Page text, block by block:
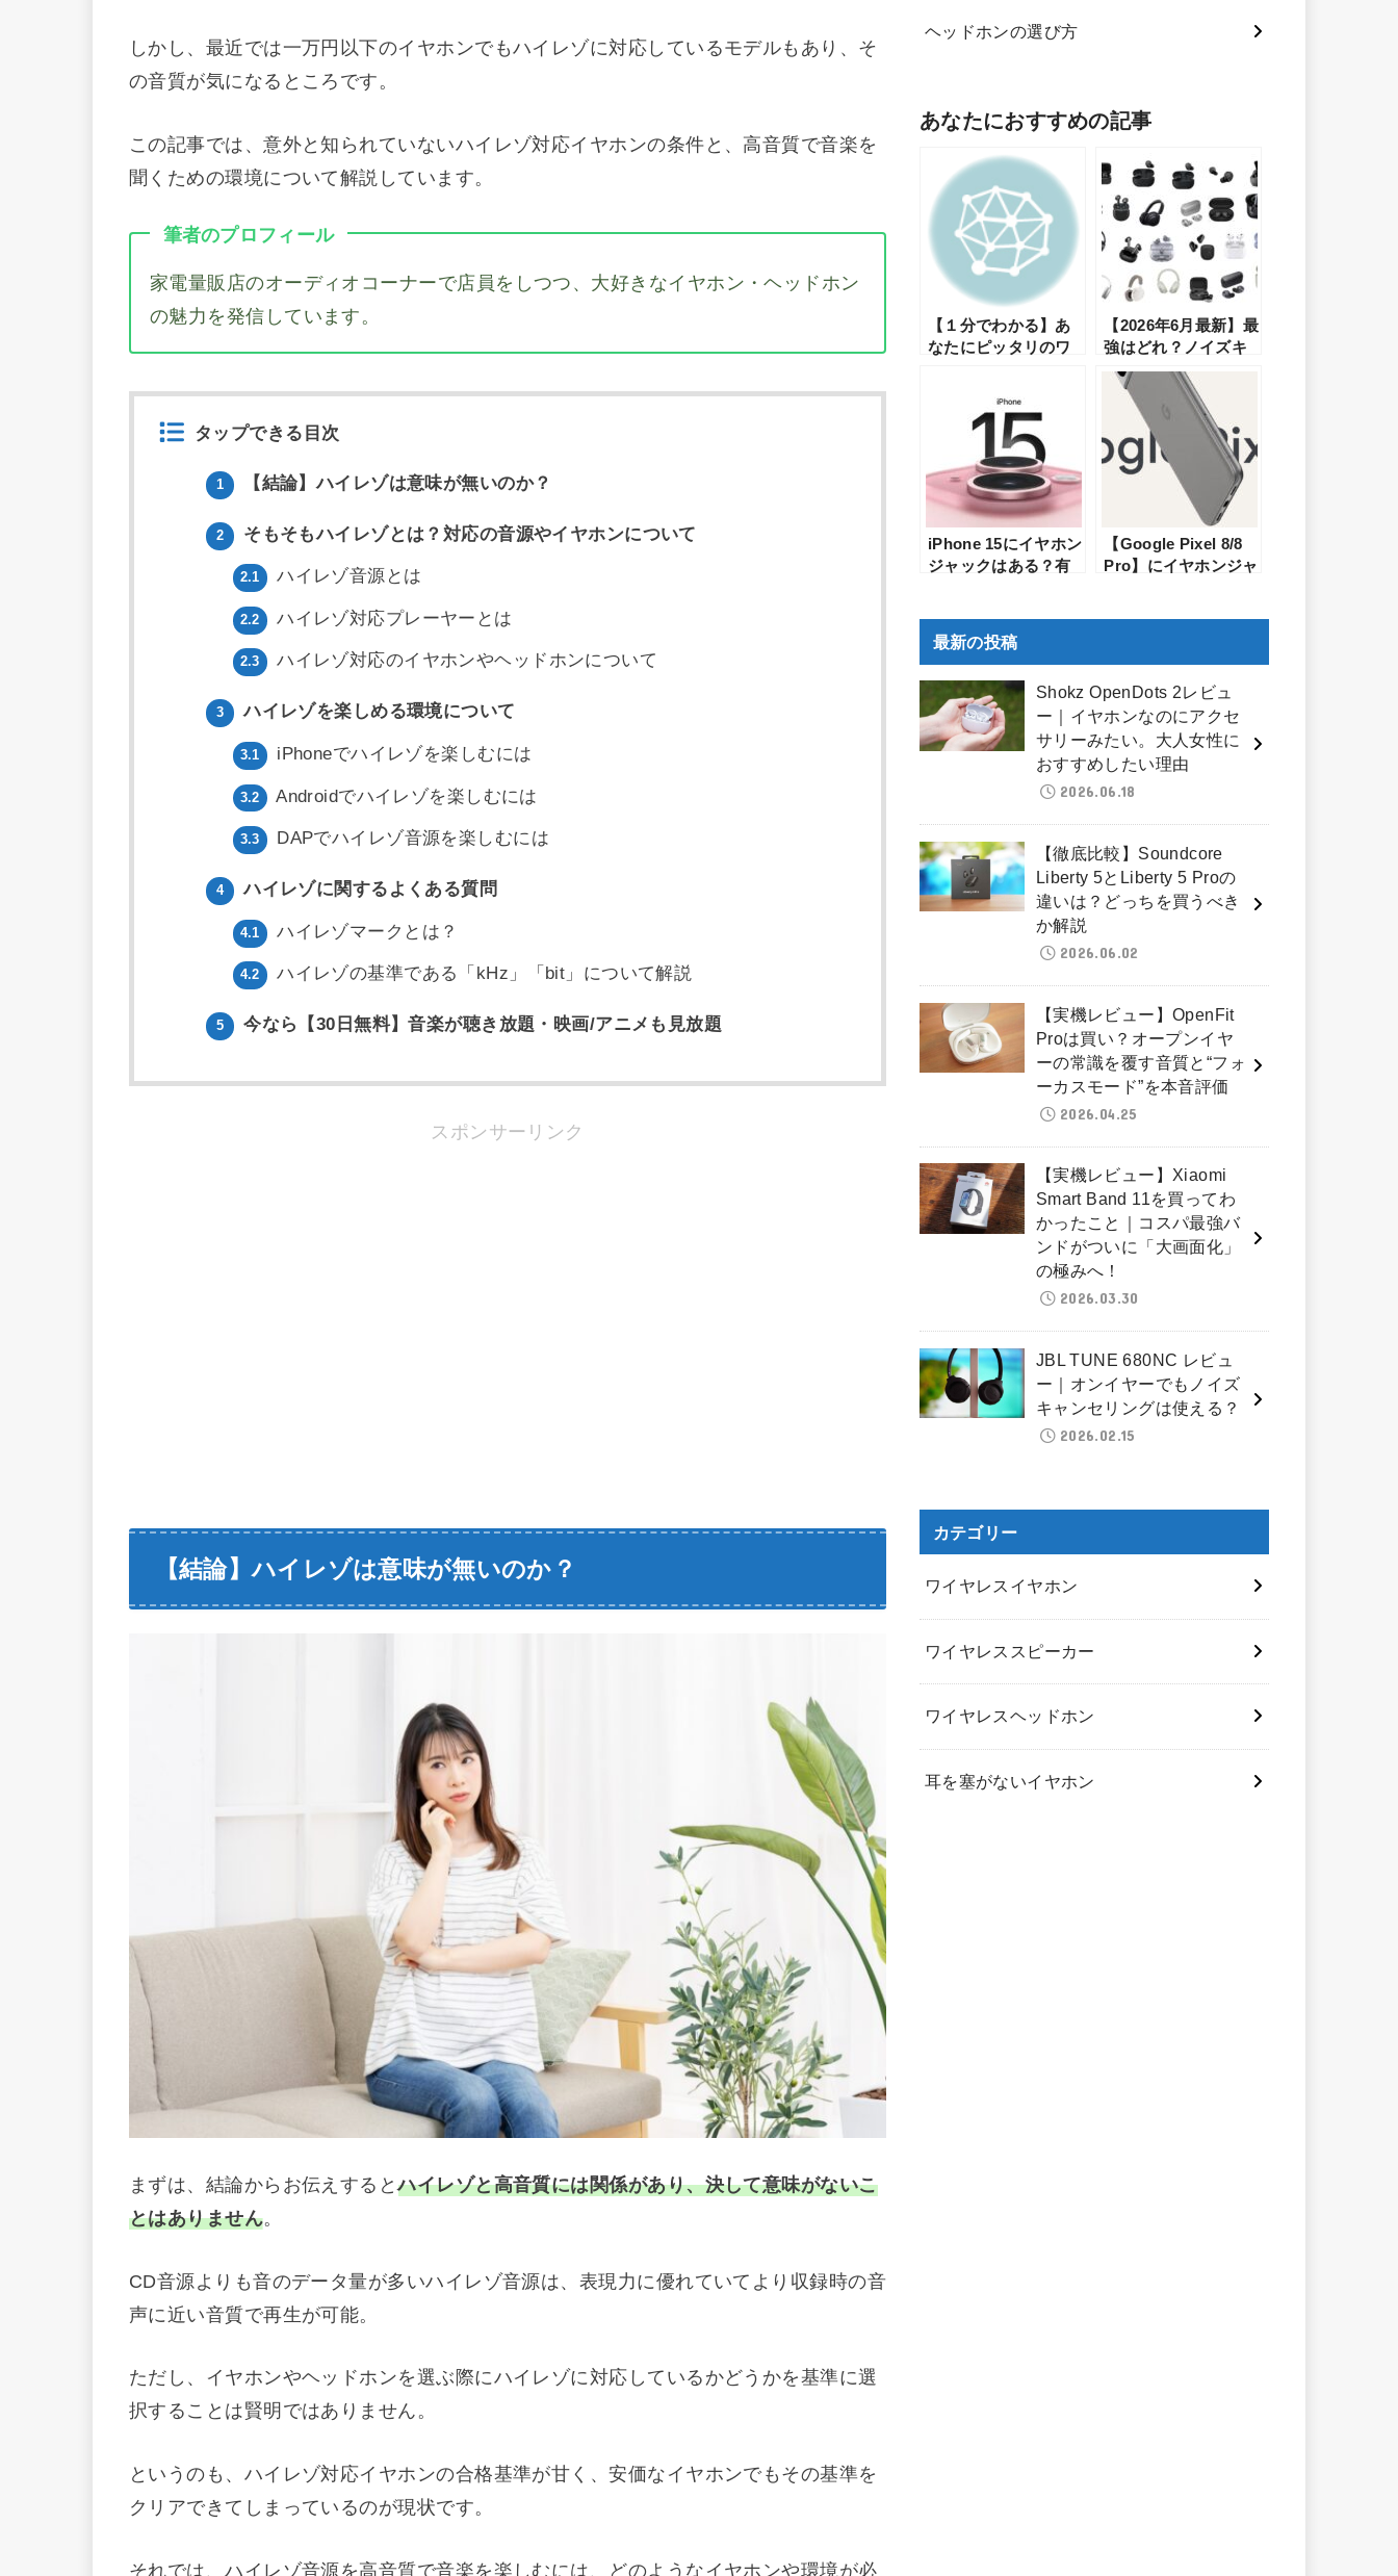
しかし、最近では一万円以下のイヤホンでもハイレゾに対応しているモデルもあり、そ
の音質が気になるところです。
この記事では、意外と知られていないハイレゾ対応イヤホンの条件と、高音質で音楽を
聞くための環境について解説しています。
筆者のプロフィール
家電量販店のオーディオコーナーで店員をしつつ、大好きなイヤホン・ヘッドホン
の魅力を発信しています。
タップできる目次
1 【結論】ハイレゾは意味が無いのか？
2 そもそもハイレゾとは？対応の音源やイヤホンについて
2.1 ハイレゾ音源とは
2.2 ハイレゾ対応プレーヤーとは
2.3 ハイレゾ対応のイヤホンやヘッドホンについて
3 ハイレゾを楽しめる環境について
3.1 iPhoneでハイレゾを楽しむには
3.2 Androidでハイレゾを楽しむには
3.3 DAPでハイレゾ音源を楽しむには
4 ハイレゾに関するよくある質問
4.1 ハイレゾマークとは？
4.2 ハイレゾの基準である「kHz」「bit」について解説
5 今なら【30日無料】音楽が聴き放題・映画/アニメも見放題
スポンサーリンク
【結論】ハイレゾは意味が無いのか？
まずは、結論からお伝えするとハイレゾと高音質には関係があり、決して意味がないこ
とはありません。
CD音源よりも音のデータ量が多いハイレゾ音源は、表現力に優れていてより収録時の音
声に近い音質で再生が可能。
ただし、イヤホンやヘッドホンを選ぶ際にハイレゾに対応しているかどうかを基準に選
択することは賢明ではありません。
というのも、ハイレゾ対応イヤホンの合格基準が甘く、安価なイヤホンでもその基準を
クリアできてしまっているのが現状です。
それでは、ハイレゾ音源を高音質で音楽を楽しむには、どのようなイヤホンや環境が必
ヘッドホンの選び方
あなたにおすすめの記事
【１分でわかる】あ
なたにピッタリのワ
【2026年6月最新】最
強はどれ？ノイズキ
ャンセリングのイヤ
ホン・ヘッドホンの
おすすめランキング
iPhone 15にイヤホン
ジャックはある？有
【Google Pixel 8/8
Pro】にイヤホンジャ
最新の投稿
Shokz OpenDots 2レビュ
ー｜イヤホンなのにアクセ
サリーみたい。大人女性に
おすすめしたい理由
2026.06.18
【徹底比較】Soundcore
Liberty 5とLiberty 5 Proの
違いは？どっちを買うべき
か解説
2026.06.02
【実機レビュー】OpenFit
Proは買い？オープンイヤ
ーの常識を覆す音質と“フォ
ーカスモード”を本音評価
2026.04.25
【実機レビュー】Xiaomi
Smart Band 11を買ってわ
かったこと｜コスパ最強バ
ンドがついに「大画面化」
の極みへ！
2026.03.30
JBL TUNE 680NC レビュ
ー｜オンイヤーでもノイズ
キャンセリングは使える？
2026.02.15
カテゴリー
ワイヤレスイヤホン
ワイヤレススピーカー
ワイヤレスヘッドホン
耳を塞がないイヤホン